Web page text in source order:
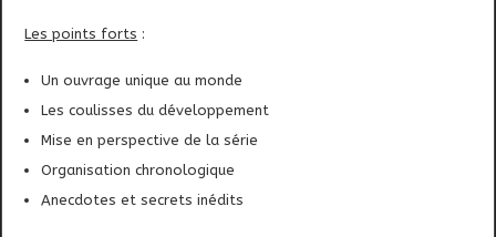
Les points forts :
Un ouvrage unique au monde
Les coulisses du développement
Mise en perspective de la série
Organisation chronologique
Anecdotes et secrets inédits